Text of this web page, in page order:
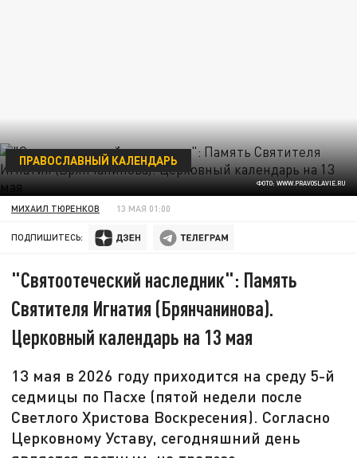
ФОТО: WWW.PRAVOSLAVIE.RU
ПРАВОСЛАВНЫЙ КАЛЕНДАРЬ
МИХАИЛ ТЮРЕНКОВ 13 МАЯ 01:00
ПОДПИШИТЕСЬ:
"Святоотеческий наследник": Память
Святителя Игнатия (Брянчанинова).
Церковный календарь на 13 мая
13 мая в 2026 году приходится на среду 5-й
седмицы по Пасхе (пятой недели после
Светлого Христова Воскресения). Согласно
Церковному Уставу, сегодняшний день